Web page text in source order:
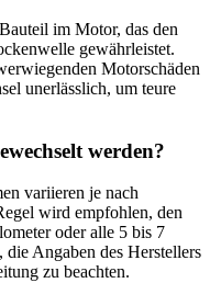
im Motor, das den
gewährleistet.
Motorschäden
unerlässlich, um teure
werden?
variieren je nach
wird empfohlen, den
oder alle 5 bis 7
die Angaben des Herstellers
zu beachten.